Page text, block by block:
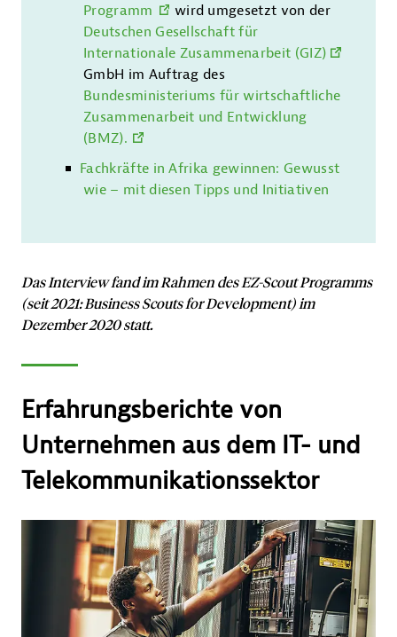
Programm
wird umgesetzt von der
Deutschen Gesellschaft für
Internationale Zusammenarbeit (GIZ)
GmbH im Auftrag des
Bundesministeriums für wirtschaftliche
Zusammenarbeit und Entwicklung
(BMZ).
Fachkräfte in Afrika gewinnen: Gewusst
wie – mit diesen Tipps und Initiativen
Das Interview fand im Rahmen des EZ-Scout Programms
(seit 2021: Business Scouts for Development) im
Dezember 2020 statt.
Erfahrungsberichte von
Unternehmen aus dem IT- und
Telekommunikationssektor